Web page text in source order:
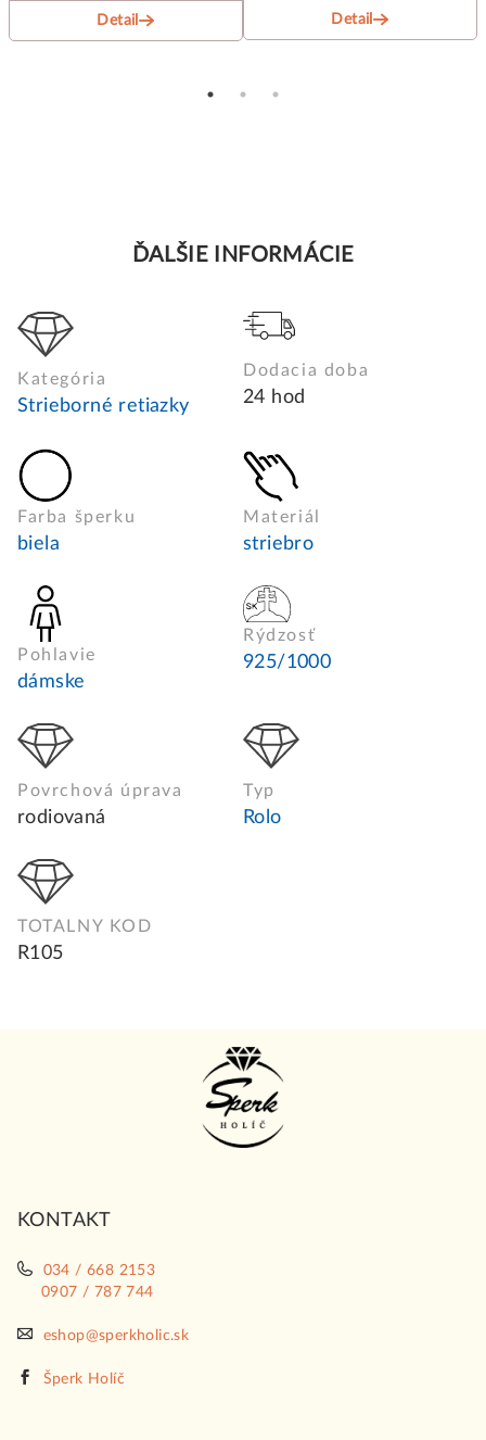
Detail Detail
ĎALŠIE INFORMÁCIE
Kategória
Strieborné retiazky
Dodacia doba
24 hod
Farba šperku
biela
Materiál
striebro
Pohlavie
dámske
Rýdzosť
925/1000
Povrchová úprava
rodiovaná
Typ
Rolo
TOTALNY KOD
R105
KONTAKT
034 / 668 2153
0907 / 787 744
eshop@sperkholic.sk
Šperk Holíč